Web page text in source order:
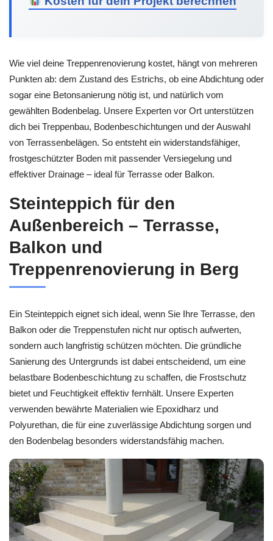
Wie viel deine Treppenrenovierung kostet, hängt von mehreren
Punkten ab: dem Zustand des Estrichs, ob eine Abdichtung oder
sogar eine Betonsanierung nötig ist, und natürlich vom
gewählten Bodenbelag. Unsere Experten vor Ort unterstützen
dich bei Treppenbau, Bodenbeschichtungen und der Auswahl
von Terrassenbelägen. So entsteht ein widerstandsfähiger,
frostgeschützter Boden mit passender Versiegelung und
effektiver Drainage – ideal für Terrasse oder Balkon.
Steinteppich für den
Außenbereich – Terrasse,
Balkon und
Treppenrenovierung in Berg
Ein Steinteppich eignet sich ideal, wenn Sie Ihre Terrasse, den
Balkon oder die Treppenstufen nicht nur optisch aufwerten,
sondern auch langfristig schützen möchten. Die gründliche
Sanierung des Untergrunds ist dabei entscheidend, um eine
belastbare Bodenbeschichtung zu schaffen, die Frostschutz
bietet und Feuchtigkeit effektiv fernhält. Unsere Experten
verwenden bewährte Materialien wie Epoxidharz und
Polyurethan, die für eine zuverlässige Abdichtung sorgen und
den Bodenbelag besonders widerstandsfähig machen.